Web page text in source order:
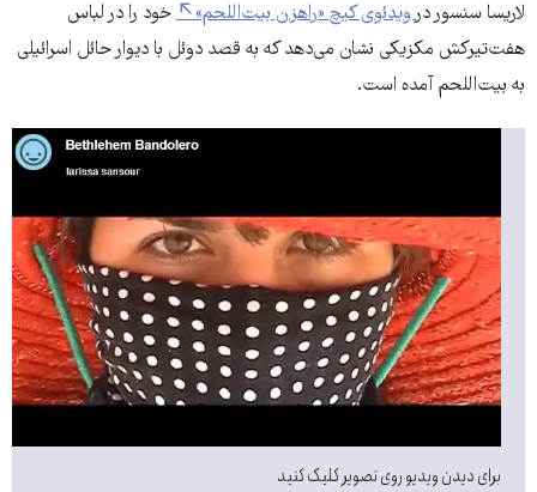
لاریسا سنسور درویدئوی کیچ «راهزن بیت‌اللحم»
خود را در لباس
هفت‌تیرکش مکزیکی نشان می‌دهد که به قصد دوئل با دیوار حائل اسرائیلی
به بیت‌اللحم آمده است.
برای دیدن ویدیو روی تصویر کلیک کنید